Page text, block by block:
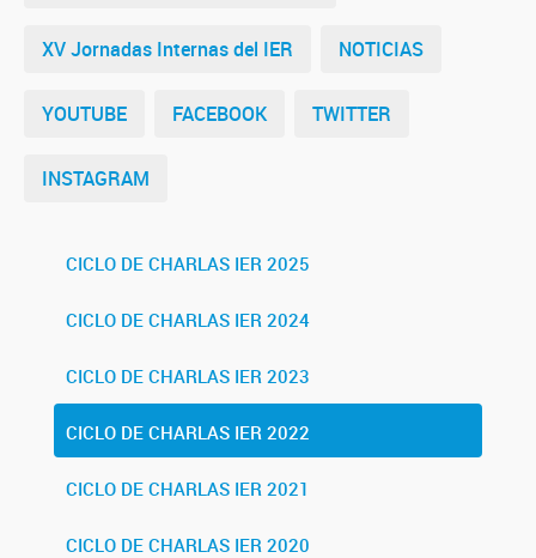
XV Jornadas Internas del IER NOTICIAS
YOUTUBE FACEBOOK TWITTER
INSTAGRAM
CICLO DE CHARLAS IER 2025
CICLO DE CHARLAS IER 2024
CICLO DE CHARLAS IER 2023
CICLO DE CHARLAS IER 2022
CICLO DE CHARLAS IER 2021
CICLO DE CHARLAS IER 2020